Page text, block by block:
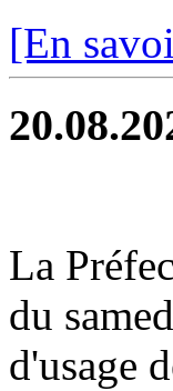
[En
La
du
d'usage